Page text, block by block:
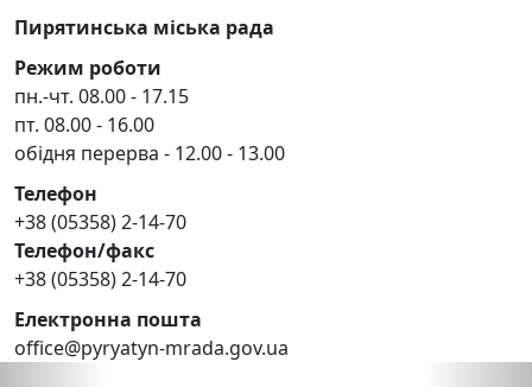
Пирятинська міська рада
Режим роботи
пн.-чт. 08.00 - 17.15
пт. 08.00 - 16.00
обідня перерва - 12.00 - 13.00
Телефон
+38 (05358) 2-14-70
Телефон/факс
+38 (05358) 2-14-70
Електронна пошта
office@pyryatyn-mrada.gov.ua